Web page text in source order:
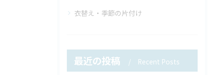
衣替え・季節の片付け
最近の投稿 Recent Posts